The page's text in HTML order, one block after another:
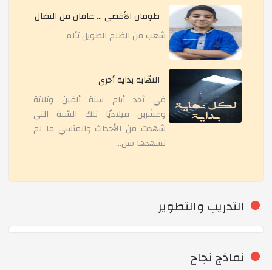
اليوم التفاعلي للرياضيات
معرض - إحياء اليوم العالمي للغة العربية - عظماء
محاضرة تحت عنوان: إسألي عن دينك
محاضرة بعنوان: دحض مغالطات الإعلام ونبذ التفاهة
طوفان الأقصى ... عامان من النضال
شعب من الظلم الطويل تألم
النهّاية بداية أخرى
في أحد أيام سنة ألفين وثلاثة
وعشرين ميلاديّا تلك السّنة التي
شهدت من الأحداث والمآسي ما لم
تشهدها سن...
التدريب والتطوير
نماذج نجاح